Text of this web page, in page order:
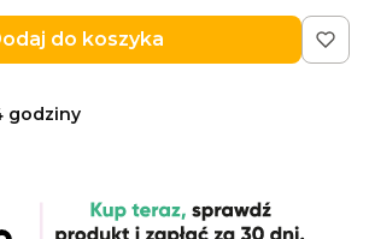
do koszyka
godziny